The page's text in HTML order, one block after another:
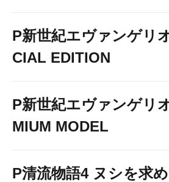
P新世紀エヴァンゲリ
CIAL EDITION
P新世紀エヴァンゲリ
MIUM MODEL
P清流物語4 ヌシを求